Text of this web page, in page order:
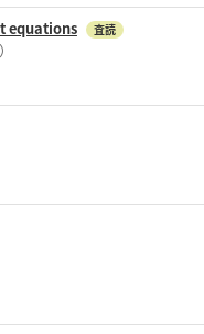
equations 査読
）